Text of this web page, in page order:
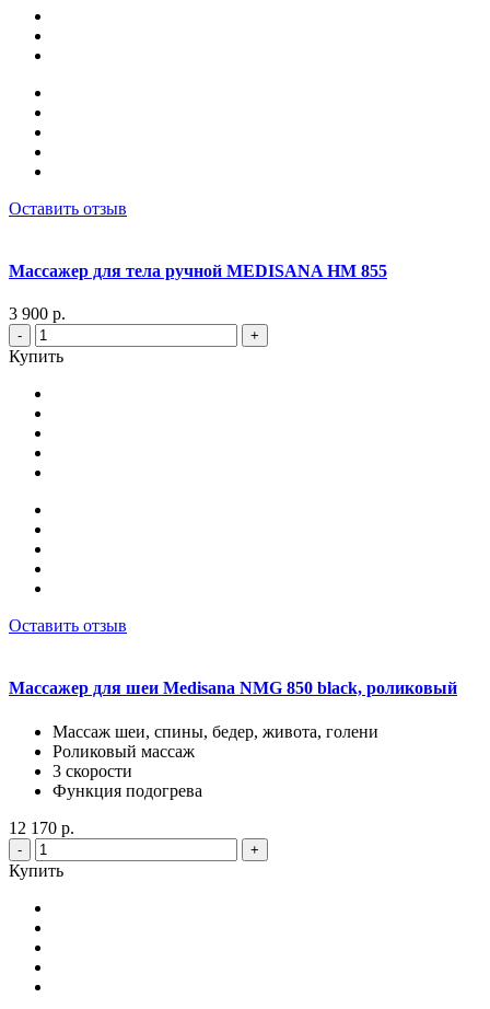
Оставить отзыв
Массажер для тела ручной MEDISANA HM 855
3 900 р.
- +
Купить
Оставить отзыв
Массажер для шеи Medisana NMG 850 black, роликовый
Массаж шеи, спины, бедер, живота, голени
Роликовый массаж
3 скорости
Функция подогрева
12 170 р.
- +
Купить